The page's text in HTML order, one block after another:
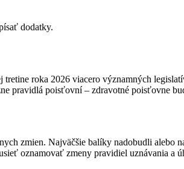
dodatky.
roka 2026 viacero významných
pravidlá poisťovní – zdravotné poisťovne
zmien. Najväčšie balíky nadobudli alebo
oznamovať zmeny pravidiel uznávania